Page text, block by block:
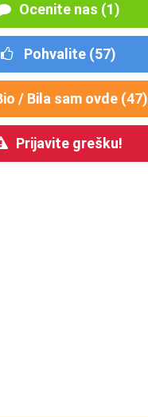
Ocenite nas (1)
Pohvalite (57)
/ Bila sam ovde (47)
Prijavite grešku!